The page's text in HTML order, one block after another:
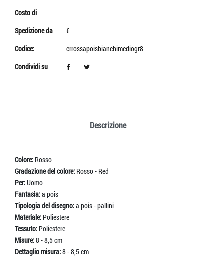
Costo di
Spedizione da
€
Codice:
crrossapoisbianchimediogr8
Condividi su
Descrizione
Colore: Rosso
Gradazione del colore: Rosso - Red
Per:Uomo
Fantasia:a pois
Tipologia del disegno:a pois - pallini
Materiale: Poliestere
Tessuto: Poliestere
Misure:8 - 8,5 cm
Dettaglio misura:8 - 8,5 cm